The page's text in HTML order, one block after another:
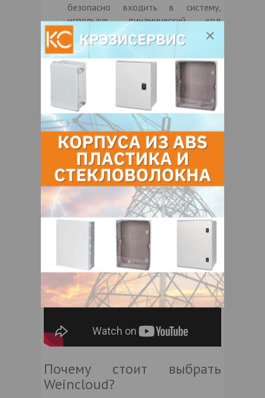
безопасно входить в систему,
используя динамический код
подтверждения из приложения
аутентификации, что гарантирует
защиту аккаунта при каждом входе.
Единая учетная запись для всех
У вас уже есть несколько учетных
записей в Weincloud? Не проблема!
Вход через социальные сети
позволяет объединить их под одной
учетной записью, обеспечивая
удобный доступ ко всем доменам —
идеально для управления
несколькими ролями или командами.
Посмотрите видео ниже, чтобы узнать,
как включить вход через социальные сети
и легко управлять несколькими доменами.
Почему стоит выбрать
Weincloud?